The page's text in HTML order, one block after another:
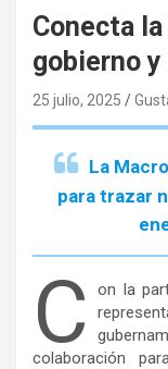
Conecta la
gobierno
25 julio, 2025
La
para trazar
C
on la
colaboración